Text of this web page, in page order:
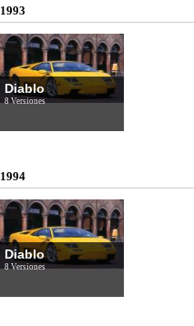
1993
Diablo
8 Versiones
1994
Diablo
8 Versiones